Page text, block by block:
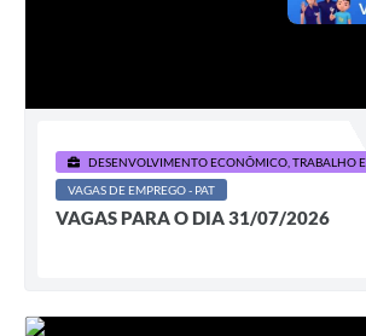
DESENVOLVIMENTO ECONÔMICO, TRABALHO E...
VAGAS DE EMPREGO - PAT
VAGAS PARA O DIA 31/07/2026